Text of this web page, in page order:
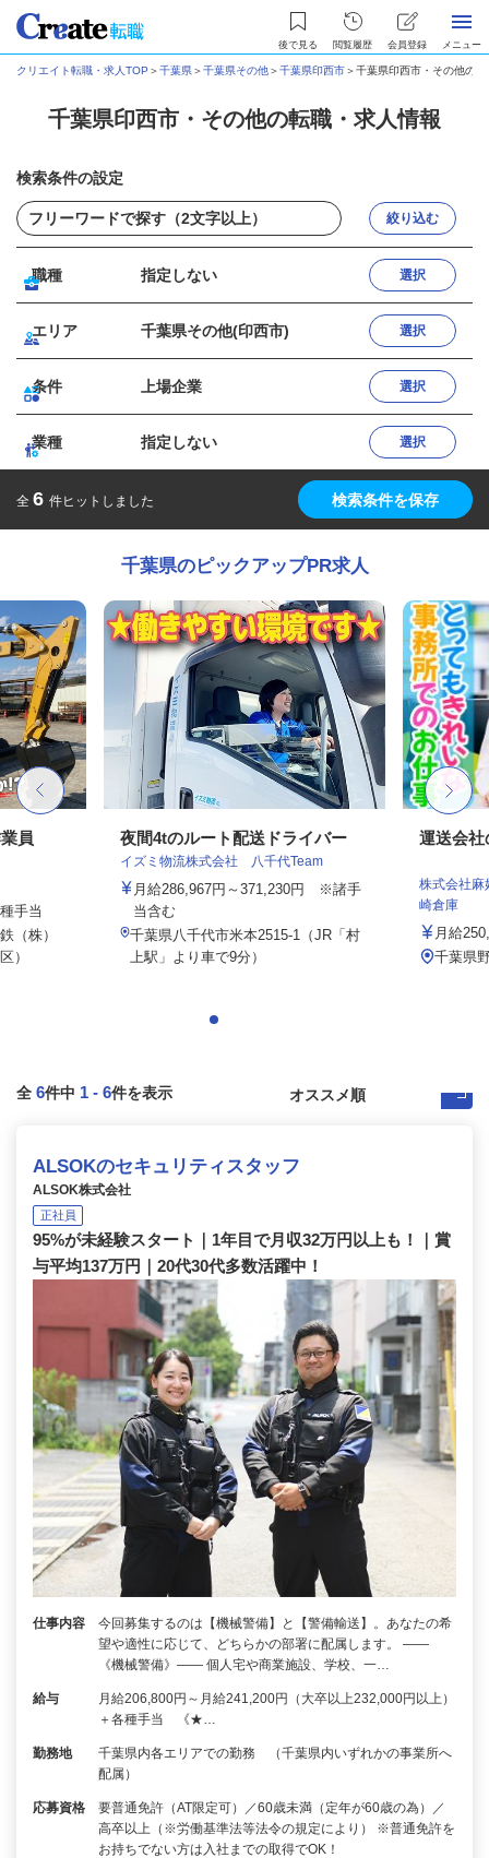
後で見る 閲覧履歴 会員登録 メニュー
クリエイト転職・求人TOP ＞千葉県＞千葉県その他＞千葉県印西市＞千葉県印西市・その他の
千葉県印西市・その他の転職・求人情報
検索条件の設定
絞り込む
職種 指定しない 選択
エリア 千葉県その他(印西市) 選択
条件 上場企業 選択
業種 指定しない 選択
全 6 件ヒットしました 検索条件を保存
千葉県のピックアップPR求人
員
手当
（株）
）
夜間4tのルート配送ドライバー
イズミ物流株式会社 八千代Team
月給286,967円～371,230円 ※諸手
当含む
千葉県八千代市米本2515-1（JR「村
上駅」より車で9分）
運送会社
株式会社麻
崎倉庫
月給
千葉県
全 6件中 1 - 6件を表示
ALSOKのセキュリティスタッフ
ALSOK株式会社
正社員
95%が未経験スタート｜1年目で月収32万円以上も！｜賞
与平均137万円｜20代30代多数活躍中！
仕事内容
今回募集するのは【機械警備】と【警備輸送】。あなたの希
望や適性に応じて、どちらかの部署に配属します。 ――
《機械警備》―― 個人宅や商業施設、学校、一…
給与
月給206,800円～月給241,200円（大卒以上232,000円以上）
＋各種手当 《★…
勤務地
千葉県内各エリアでの勤務 （千葉県内いずれかの事業所へ
配属）
応募資格
要普通免許（AT限定可）／60歳未満（定年が60歳の為）／
高卒以上（※労働基準法等法令の規定により） ※普通免許を
お持ちでない方は入社までの取得でOK！